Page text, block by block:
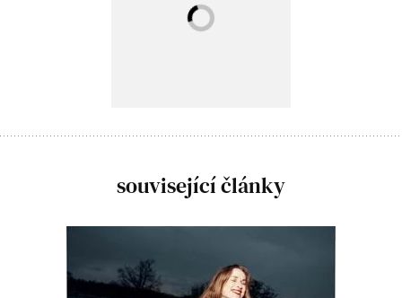
související články